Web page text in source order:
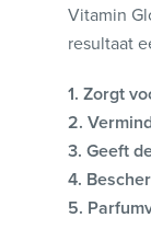
Vitamin
resultaat
1. Zorgt
2.
3. Geeft
4.
5.